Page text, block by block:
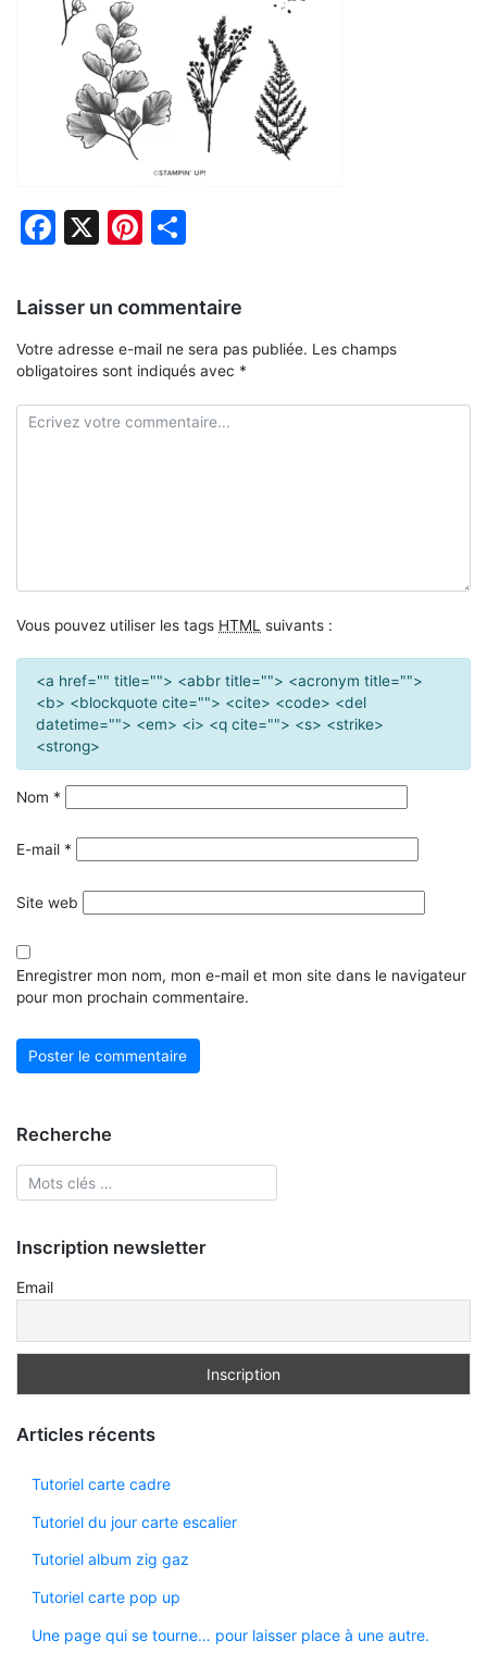
Facebook
X Pinterest
Laisser un commentaire
Votre adresse e-mail ne sera pas publiée. Les champs
obligatoires sont indiqués avec *
Vous pouvez utiliser les tags HTML suivants :
<a href="" title=""> <abbr title=""> <acronym title="">
<b> <blockquote cite=""> <cite> <code> <del
datetime=""> <em> <i> <q cite=""> <s> <strike>
<strong>
Nom *
E-mail *
Site web
Enregistrer mon nom, mon e-mail et mon site dans le navigateur
pour mon prochain commentaire.
Recherche
Inscription newsletter
Email
Articles récents
Tutoriel carte cadre
Tutoriel du jour carte escalier
Tutoriel album zig gaz
Tutoriel carte pop up
Une page qui se tourne… pour laisser place à une autre.